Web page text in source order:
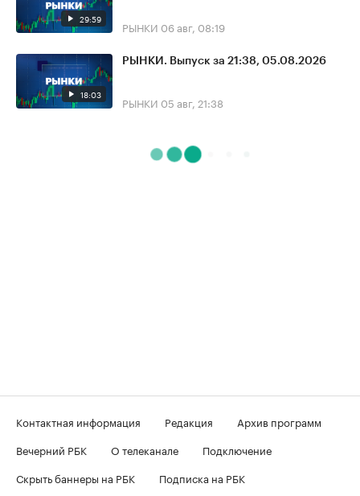
29:59 РЫНКИ 06 авг, 08:19
18:03
РЫНКИ. Выпуск за 21:38, 05.08.2026
РЫНКИ 05 авг, 21:38
Контактная информация Редакция
Архив программ
Вечерний РБК
О телеканале
Подключение
Скрыть баннеры на РБК
Подписка на РБК